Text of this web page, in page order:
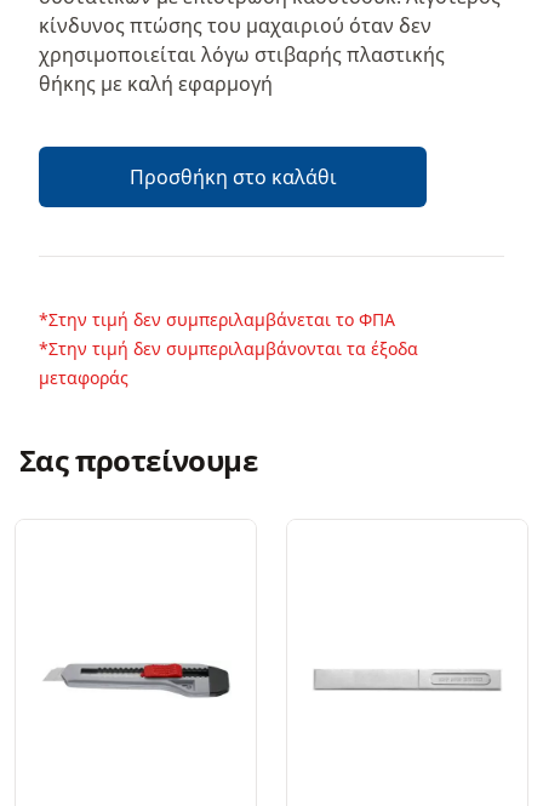
κίνδυνος πτώσης του μαχαιριού όταν δεν
χρησιμοποιείται λόγω στιβαρής πλαστικής
θήκης με καλή εφαρμογή
Προσθήκη στο καλάθι
*Στην τιμή δεν συμπεριλαμβάνεται το ΦΠΑ
*Στην τιμή δεν συμπεριλαμβάνονται τα έξοδα
μεταφοράς
Σας προτείνουμε